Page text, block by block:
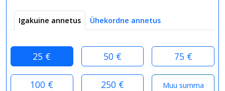
Igakuine annetus Ühekordne annetus
25 € 50 € 75 €
100 € 250 €